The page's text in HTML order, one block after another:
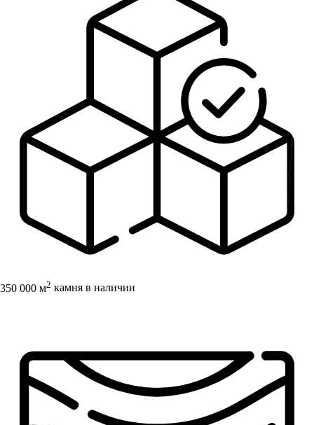
350 000 м2 камня в наличии